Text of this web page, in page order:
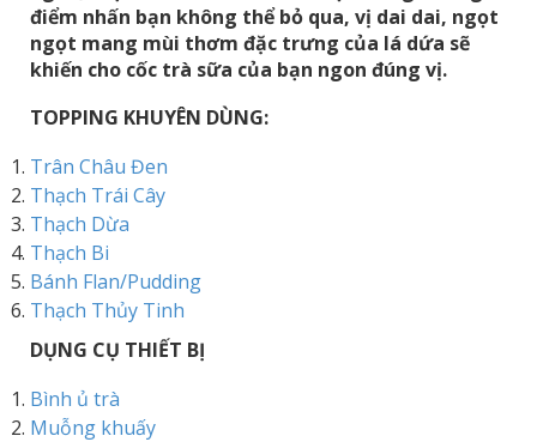
điểm nhấn bạn không thể bỏ qua, vị dai dai, ngọt
ngọt mang mùi thơm đặc trưng của lá dứa sẽ
khiến cho cốc trà sữa của bạn ngon đúng vị.
TOPPING KHUYÊN DÙNG:
Trân Châu Đen
Thạch Trái Cây
Thạch Dừa
Thạch Bi
Bánh Flan/Pudding
Thạch Thủy Tinh
DỤNG CỤ THIẾT BỊ
Bình ủ trà
Muỗng khuấy